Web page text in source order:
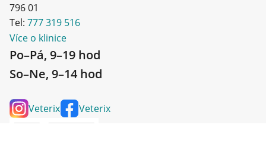
796 01
Tel: 777 319 516
Více o klinice
Po–Pá, 9–19 hod
So–Ne, 9–14 hod
Veterix Veterix